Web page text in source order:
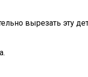
вырезать эту